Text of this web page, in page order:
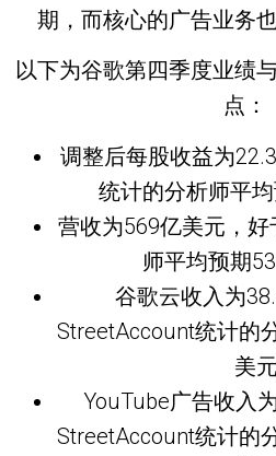
期，而核心的广告业务
以下为谷歌第四季度业绩
点：
调整后每股收益为
统计的分析师平均
营收为569亿美元，
师平均预期
谷歌云收入为
StreetAccount统计的
美元
YouTube广告收入
StreetAccount统计的